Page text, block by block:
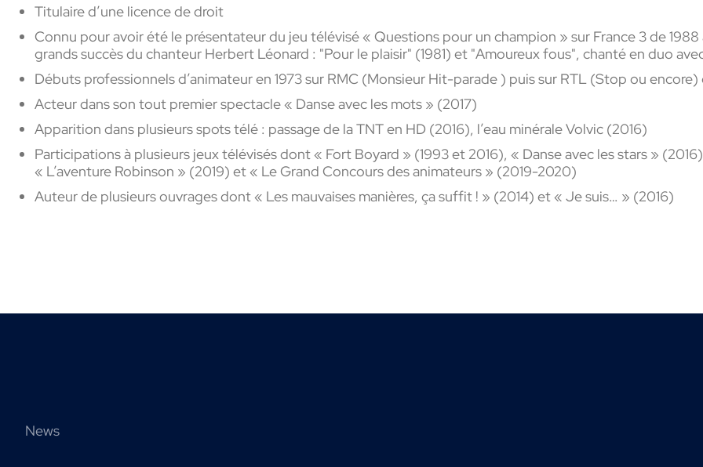
Titulaired’une licencededroit
Connu pour avoir été le présentateur du jeu télévisé « Questions pour un champion » sur France 3 de
grands succès du chanteur Herbert Léonard : "Pour le plaisir" (1981) et "Amoureux fous", chanté en duo
Débuts professionnels d’animateur en 1973 sur RMC (Monsieur Hit-parade ) puis sur RTL (Stop ou
Acteur dans son tout premier spectacle « Danse avec les mots » (2017)
Apparition dans plusieurs spots télé : passage de la TNT en HD (2016), l’eau minérale Volvic (2016)
Participations à plusieurs jeux télévisés dont « Fort Boyard » (1993 et 2016), « Danse avec les stars »
« L’aventure Robinson » (2019) et « Le Grand Concours des animateurs » (2019-2020)
Auteur de plusieurs ouvrages dont « Les mauvaises manières, ça suffit ! » (2014) et « Je suis… » (2016)
News